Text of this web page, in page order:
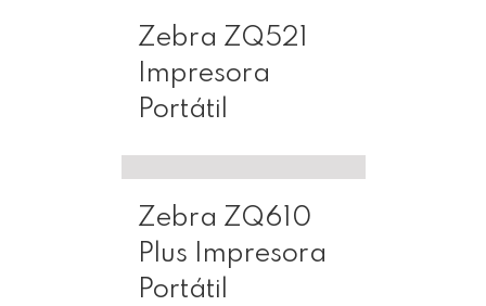
Zebra ZQ521
Impresora
Portátil
Zebra ZQ610
Plus Impresora
Portátil